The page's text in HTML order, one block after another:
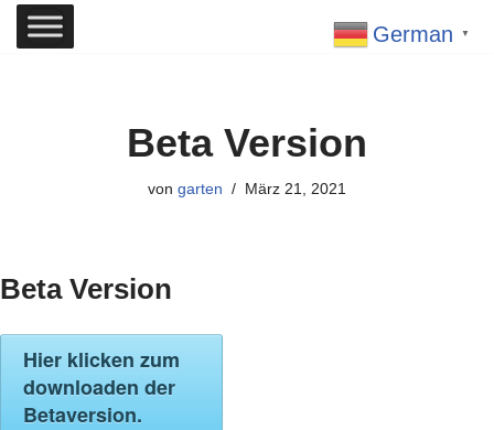
Beta Version
von garten März 21, 2021
Beta Version
Hier klicken zum
downloaden der
Betaversion.
German ▼